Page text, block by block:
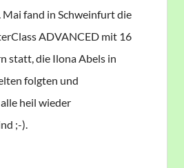
Mai fand in Schweinfurt die
ADVANCED mit 16
statt, die Ilona Abels in
folgten und
heil wieder
;-).